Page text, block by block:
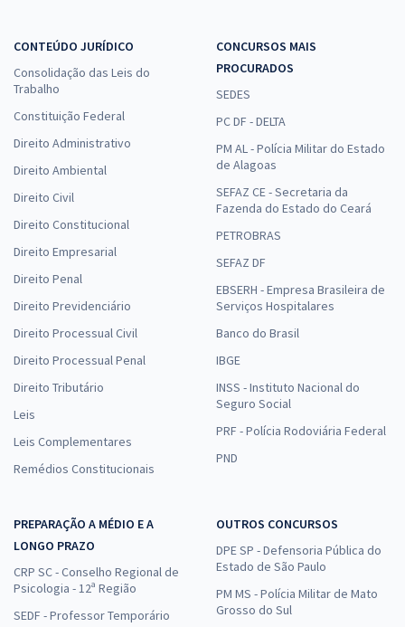
CONTEÚDO JURÍDICO
Consolidação das Leis do
Trabalho
Constituição Federal
Direito Administrativo
Direito Ambiental
Direito Civil
Direito Constitucional
Direito Empresarial
Direito Penal
Direito Previdenciário
Direito Processual Civil
Direito Processual Penal
Direito Tributário
Leis
Leis Complementares
Remédios Constitucionais
CONCURSOS MAIS
PROCURADOS
SEDES
PC DF - DELTA
PM AL - Polícia Militar do Estado
de Alagoas
SEFAZ CE - Secretaria da
Fazenda do Estado do Ceará
PETROBRAS
SEFAZ DF
EBSERH - Empresa Brasileira de
Serviços Hospitalares
Banco do Brasil
IBGE
INSS - Instituto Nacional do
Seguro Social
PRF - Polícia Rodoviária Federal
PND
PREPARAÇÃO A MÉDIO E A
LONGO PRAZO
CRP SC - Conselho Regional de
Psicologia - 12ª Região
SEDF - Professor Temporário
OUTROS CONCURSOS
DPE SP - Defensoria Pública do
Estado de São Paulo
PM MS - Polícia Militar de Mato
Grosso do Sul